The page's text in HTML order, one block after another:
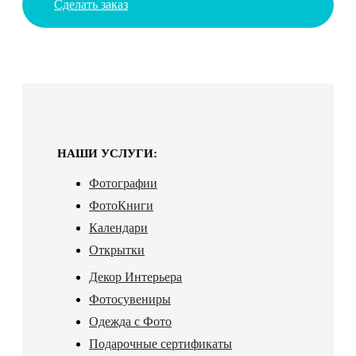
Сделать заказ
НАШИ УСЛУГИ:
Фотографии
ФотоКниги
Календари
Открытки
Декор Интерьера
Фотосувениры
Одежда с Фото
Подарочные сертификаты